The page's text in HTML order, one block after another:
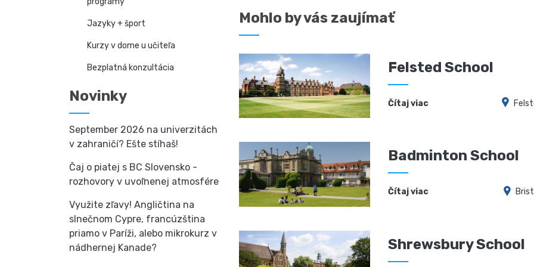
Jazyky + šport
Kurzy v dome u učiteľa
Bezplatná konzultácia
Novinky
September 2026 na univerzitách
v zahraničí? Ešte stíhaš!
Čaj o piatej s BC Slovensko -
rozhovory v uvoľnenej atmosfére
Využite zľavy! Angličtina na
slnečnom Cypre, francúzština
priamo v Paríži, alebo mikrokurz v
nádhernej Kanade?
Mohlo by vás zaujímať
Felsted School
Čítaj viac
Badminton School
Čítaj viac
Shrewsbury School